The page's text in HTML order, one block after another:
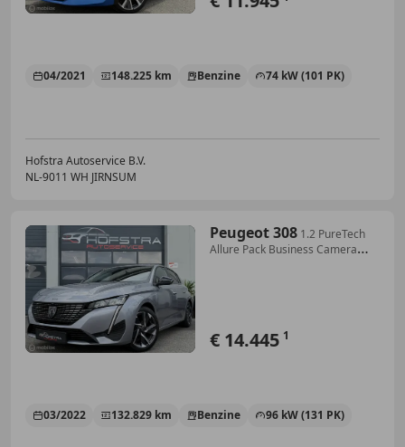
04/2021 148.225 km Benzine 74 kW (101 PK)
Hofstra Autoservice B.V.
NL-9011 WH JIRNSUM
Peugeot 308 1.2 PureTech
Allure Pack Business Camera
€ 14.445 1
03/2022 132.829 km Benzine 96 kW (131 PK)